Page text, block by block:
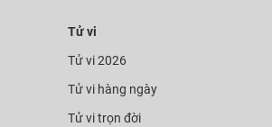
Tử vi
Tử vi 2026
Tử vi hàng ngày
Tử vi trọn đời